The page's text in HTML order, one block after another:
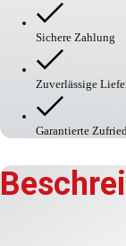
Kantenschutz
Menge
Sichere Zahlung
Zuverlässige
Garantierte